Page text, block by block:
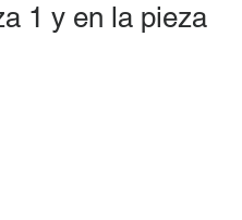
1 y en la pieza